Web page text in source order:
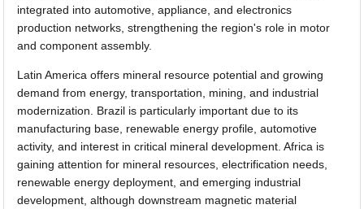
integrated into automotive, appliance, and electronics
production networks, strengthening the region's role in motor
and component assembly.
Latin America offers mineral resource potential and growing
demand from energy, transportation, mining, and industrial
modernization. Brazil is particularly important due to its
manufacturing base, renewable energy profile, automotive
activity, and interest in critical mineral development. Africa is
gaining attention for mineral resources, electrification needs,
renewable energy deployment, and emerging industrial
development, although downstream magnetic material